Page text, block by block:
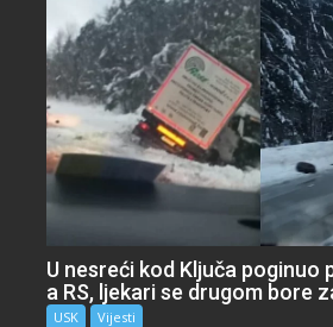
U nesreći kod Ključa poginuo
a RS, ljekari se drugom bore
USK Vijesti